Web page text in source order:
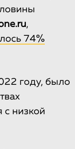
,
74%
году, было
с низкой